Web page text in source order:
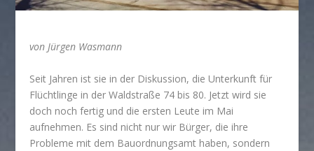
von Jürgen Wasmann
Seit Jahren ist sie in der Diskussion, die Unterkunft für
Flüchtlinge in der Waldstraße 74 bis 80. Jetzt wird sie
doch noch fertig und die ersten Leute im Mai
aufnehmen. Es sind nicht nur wir Bürger, die ihre
Probleme mit dem Bauordnungsamt haben, sondern